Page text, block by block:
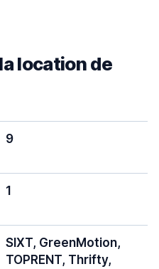
location de
9
1
SIXT, GreenMotion,
TOPRENT, Thrifty,